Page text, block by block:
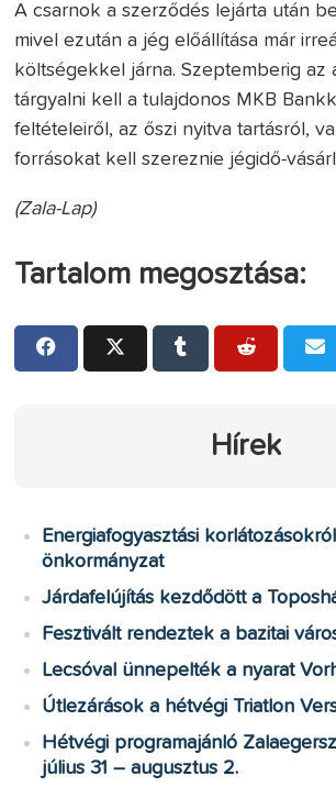
A csarnok a szerződés lejárta után
mivel ezután a jég előállítása már
költségekkel járna. Szeptemberig az
tárgyalni kell a tulajdonos MKB
feltételeiről, az őszi nyitva tartásról,
forrásokat kell szereznie jégidő-
(Zala-Lap)
Tartalom megosztása:
Hírek
Energiafogyasztási
önkormányzat
Járdafelújítás kezdődött a
Fesztivált rendeztek a bazitai
Lecsóval ünnepelték a nyarat
Útlezárások a hétvégi Triatlon
Hétvégi programajánló
július 31 – augusztus 2.